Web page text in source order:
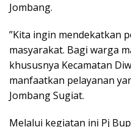
Jombang.
”Kita ingin mendekatkan
masyarakat. Bagi warga
khususnya Kecamatan
manfaatkan pelayanan
Jombang Sugiat.
Melalui kegiatan ini Pj